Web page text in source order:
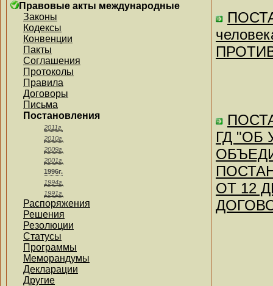
Правовые акты международные
Законы
Кодексы
Конвенции
Пакты
Соглашения
Протоколы
Правила
Договоры
Письма
Постановления
2011г.
2010г.
2009г.
2001г.
1996г.
1994г.
1991г.
Распоряжения
Решения
Резолюции
Статусы
Программы
Меморандумы
Декларации
Другие
ПРОТИВ
ГД "ОБ
ОТ 12